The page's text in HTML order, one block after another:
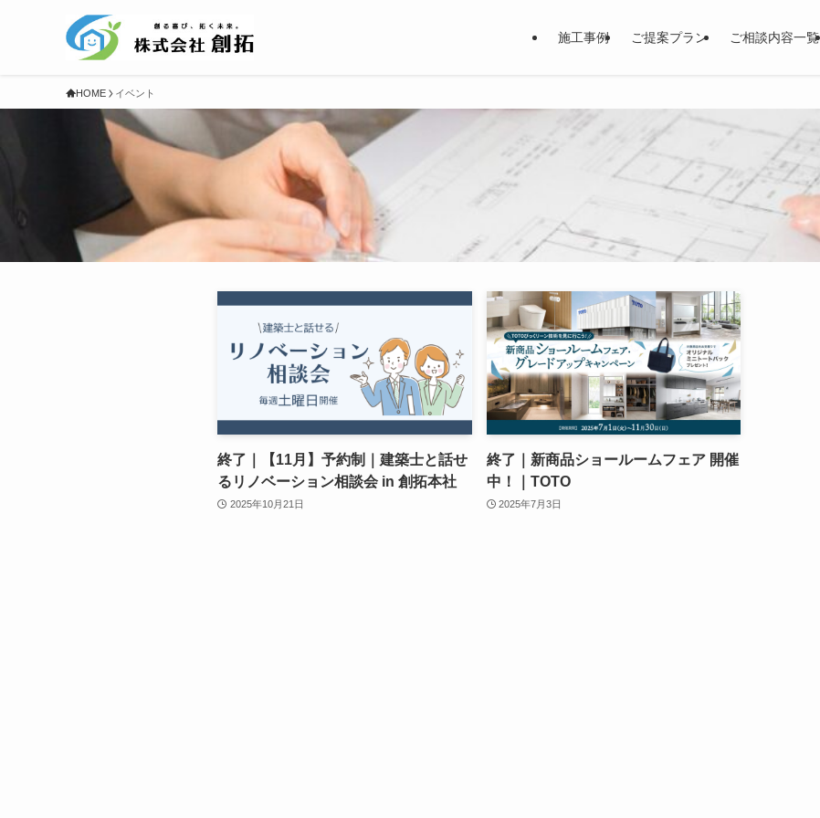
施工事例 ご提案プラン ご相談内容一覧
HOME イベント
終了｜【11月】予約制｜建築士と話せ
るリノベーション相談会 in 創拓本社
2025年10月21日
終了｜新商品ショールームフェア 開催
中！｜TOTO
2025年7月3日